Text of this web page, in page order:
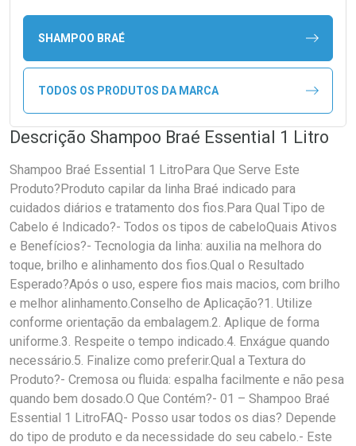
SHAMPOO BRAÉ
TODOS OS PRODUTOS DA MARCA
Descrição Shampoo Braé Essential 1 Litro
Shampoo Braé Essential 1 LitroPara Que Serve Este
Produto?Produto capilar da linha Braé indicado para
cuidados diários e tratamento dos fios.Para Qual Tipo de
Cabelo é Indicado?- Todos os tipos de cabeloQuais Ativos
e Benefícios?- Tecnologia da linha: auxilia na melhora do
toque, brilho e alinhamento dos fios.Qual o Resultado
Esperado?Após o uso, espere fios mais macios, com brilho
e melhor alinhamento.Conselho de Aplicação?1. Utilize
conforme orientação da embalagem.2. Aplique de forma
uniforme.3. Respeite o tempo indicado.4. Enxágue quando
necessário.5. Finalize como preferir.Qual a Textura do
Produto?- Cremosa ou fluida: espalha facilmente e não pesa
quando bem dosado.O Que Contém?- 01 – Shampoo Braé
Essential 1 LitroFAQ- Posso usar todos os dias? Depende
do tipo de produto e da necessidade do seu cabelo.- Este